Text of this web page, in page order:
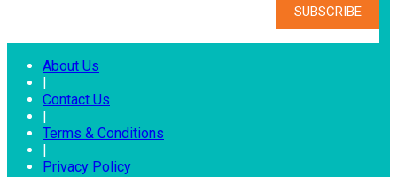
About Us
Contact Us
Terms & Conditions
Privacy Policy